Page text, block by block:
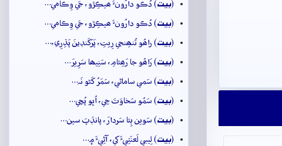
(بيت) دُڪو دارُونءَ ھيڪِڙو، جَي وِڪامي…
(بيت) دُڪو دارُونءَ ھيڪِڙو، جَي وِڪامي…
(بيت) راھُو تُنھِنجي رِيتِ، پَرَکَنڊينَ پَڌِرِي،…
(بيت) رَاھُو جا رَھِئامِ، سَنِيھا سَرِيرَ…
(بيت) سَمي ساماڻي، سَمَرُ کَڻو نَہ…
(بيت) سَمُو سَخاوَتَ جِي، اُڀو پُڇي…
(بيت) سَوين ٻِئا سَردارَ، پانڊَپَ سين…
(بيت) لِيبي لَعنَتِيءَ کي، آڻِيءَ ۾…